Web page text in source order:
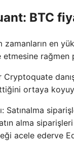
BTC
zamanların en
Cryptoquate
ortaya
Satınalma
alma
acele ederve